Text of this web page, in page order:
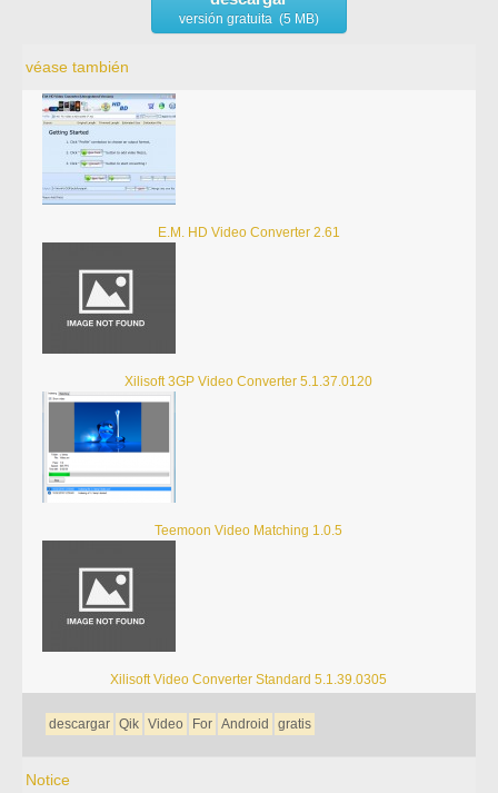
versión gratuita (5 MB)
véase también
E.M. HD Video Converter 2.61
Xilisoft 3GP Video Converter 5.1.37.0120
Teemoon Video Matching 1.0.5
Xilisoft Video Converter Standard 5.1.39.0305
descargar Qik Video For Android gratis
Notice